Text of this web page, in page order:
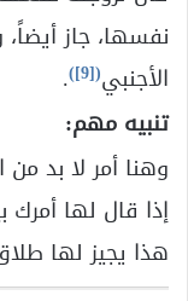
نفسها، جاز
الأجنبي(
[9]
)
.
تنبيه مهم:
وهنا أمر لا بد
إذا قال لها
هذا يجيز لها